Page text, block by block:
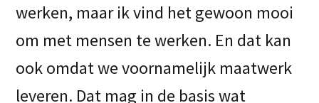
werken, maar ik vind het gewoon mooi
om met mensen te werken. En dat kan
ook omdat we voornamelijk maatwerk
leveren. Dat mag in de basis wat